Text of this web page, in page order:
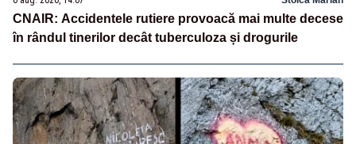
CNAIR: Accidentele rutiere provoacă mai multe decese
în rândul tinerilor decât tuberculoza și drogurile